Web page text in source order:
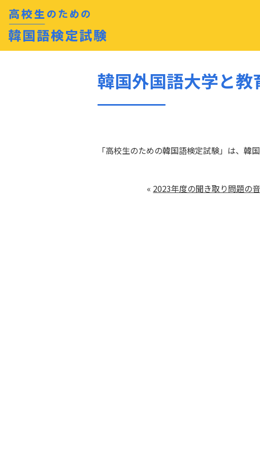
韓国外国語大学と
「高校生のための韓国語検定試験」は、韓
« 2023年度の聞き取り問題の